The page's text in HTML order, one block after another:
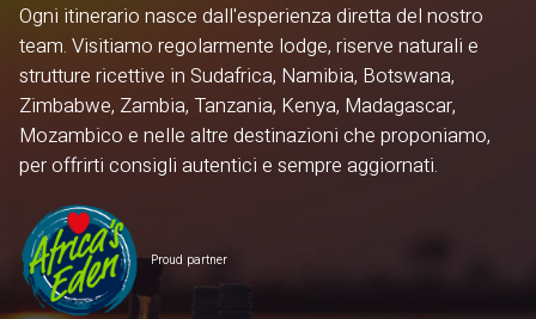
Ogni itinerario nasce dall'esperienza diretta del nostro
team. Visitiamo regolarmente lodge, riserve naturali e
strutture ricettive in Sudafrica, Namibia, Botswana,
Zimbabwe, Zambia, Tanzania, Kenya, Madagascar,
Mozambico e nelle altre destinazioni che proponiamo,
per offrirti consigli autentici e sempre aggiornati.
Proud partner